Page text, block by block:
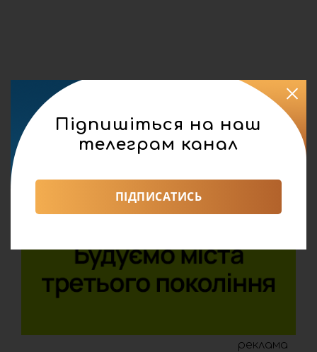
реклама
Підпишіться на наш
телеграм канал
ПІДПИСАТИСЬ